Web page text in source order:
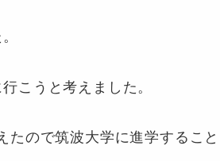
こうと考えました。
ので筑波大学に進学すること